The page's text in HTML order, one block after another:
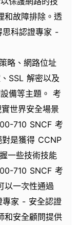
和故障排除。透
科認證專家 -
略、網路位址
SSL 解密以及
備等主題。 考
世界安全場景
710 SNCF 考
是獲得 CCNP
一些技術技能
710 SNCF 考
以一次性通過
專家 - 安全認證
和安全顧問提供